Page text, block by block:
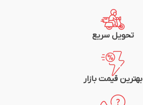
تحویل سریع
بهترین قیمت بازار